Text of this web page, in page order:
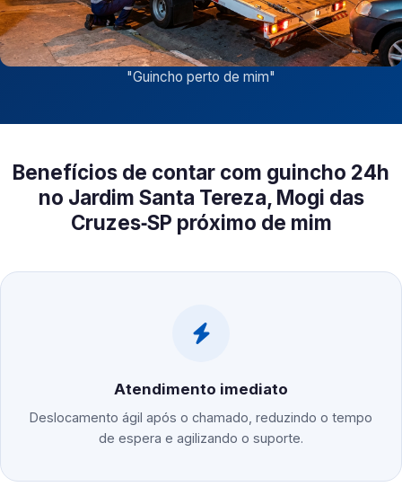
"Guincho perto de mim"
Benefícios de contar com guincho 24h
no Jardim Santa Tereza, Mogi das
Cruzes‑SP próximo de mim
Atendimento imediato
Deslocamento ágil após o chamado, reduzindo o tempo
de espera e agilizando o suporte.